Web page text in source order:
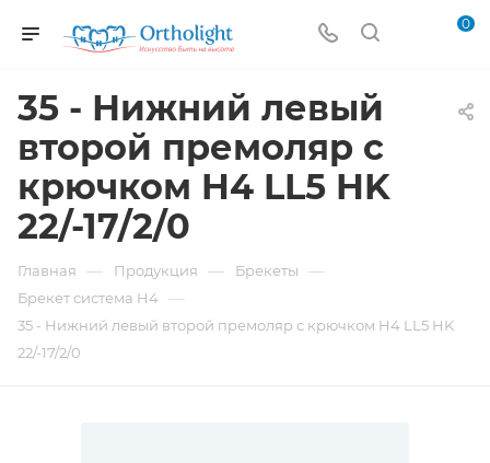
0
35 - Нижний левый
второй премоляр с
крючком H4 LL5 HK
22/-17/2/0
Главная — Продукция — Брекеты —
Брекет система H4 —
35 - Нижний левый второй премоляр с крючком H4 LL5 HK
22/-17/2/0